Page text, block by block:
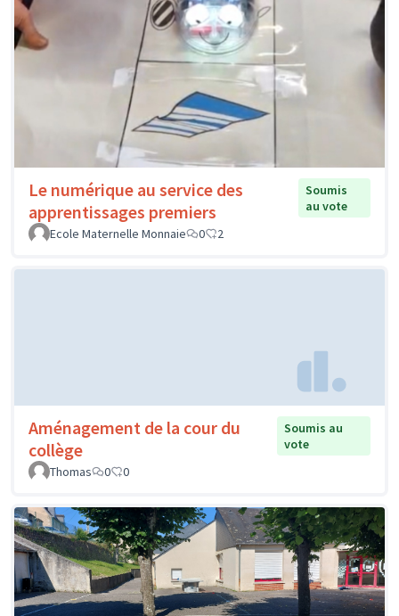
Le numérique au service des
apprentissages premiers
Soumis
au vote
Ecole Maternelle Monnaie
0 2
Aménagement de la cour du
collège
Soumis au
vote
Thomas
0 0